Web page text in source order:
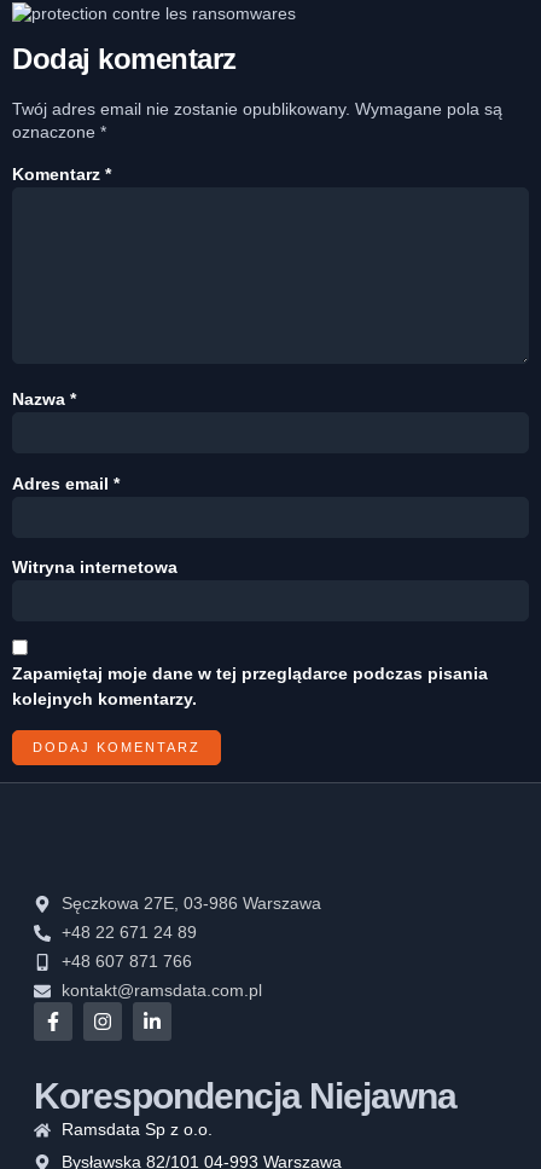
Dodaj komentarz
Twój adres email nie zostanie opublikowany. Wymagane pola są
oznaczone *
Komentarz *
Nazwa *
Adres email *
Witryna internetowa
Zapamiętaj moje dane w tej przeglądarce podczas pisania
kolejnych komentarzy.
Sęczkowa 27E, 03-986 Warszawa
+48 22 671 24 89
+48 607 871 766
kontakt@ramsdata.com.pl
Korespondencja Niejawna
Ramsdata Sp z o.o.
Bysławska 82/101 04-993 Warszawa